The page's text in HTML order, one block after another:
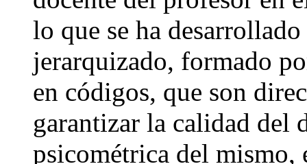
lo que se ha
jerarquizado, formado
en códigos, que son
garantizar la calidad del
psicométrica del